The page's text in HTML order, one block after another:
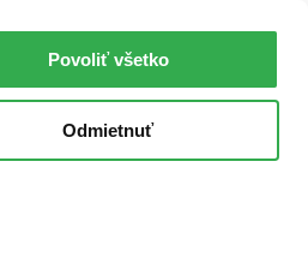
Povoliť všetko
Odmietnuť